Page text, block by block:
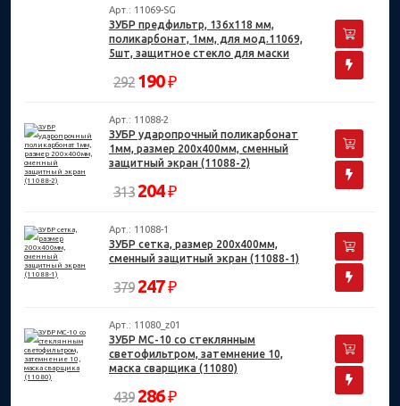
Арт.: 11069-SG
ЗУБР предфильтр, 136х118 мм,
поликарбонат, 1мм, для мод.11069,
5шт, защитное стекло для маски
292 190₽
Арт.: 11088-2
ЗУБР ударопрочный поликарбонат
1мм, размер 200х400мм, сменный
защитный экран (11088-2)
313 204₽
Арт.: 11088-1
ЗУБР сетка, размер 200х400мм,
сменный защитный экран (11088-1)
379 247₽
Арт.: 11080_z01
ЗУБР МС-10 со стеклянным
светофильтром, затемнение 10,
маска сварщика (11080)
439 286₽